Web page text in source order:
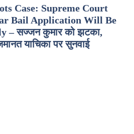
Case: Supreme Court
Bail Application Will Be
– सज्जन कुमार को झटका,
याचिका पर सुनवाई